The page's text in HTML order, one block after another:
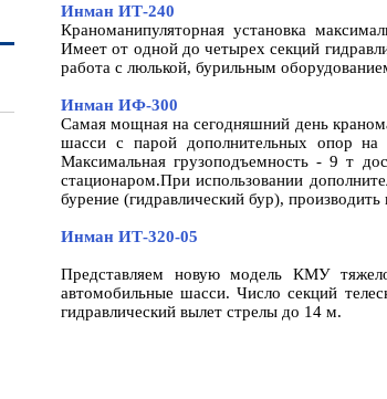
Инман ИТ-240
Краноманипуляторная установка
Имеет от одной до четырех секций
работа с люлькой, бурильным
Инман ИФ-300
Самая мощная на сегодняшний день
шасси с парой дополнительных опор на
Максимальная грузоподъемность - 9 т
стационаром.При использовании
бурение (гидравлический бур),
Инман ИТ-320-05
Представляем новую модель КМУ
автомобильные шасси. Число секций
гидравлический вылет стрелы до 14 м.